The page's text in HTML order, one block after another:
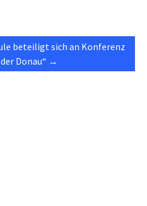
beteiligt sich an Konferenz
Donau“